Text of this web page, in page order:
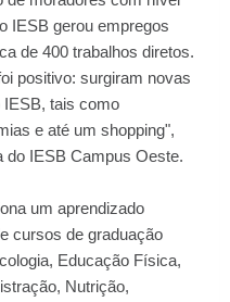
IESB gerou empregos
de 400 trabalhos diretos.
positivo: surgiram novas
tais como
e até um shopping",
do IESB Campus Oeste.
um aprendizado
cursos de graduação
Educação Física,
Nutrição,